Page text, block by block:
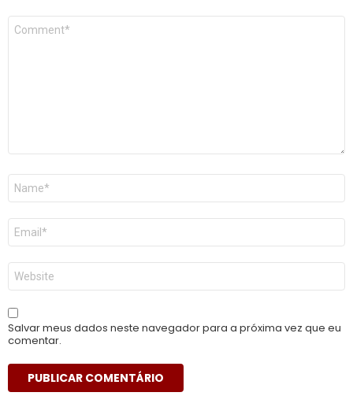
Comentário
Nome
E-
mail
*
Site
Salvar meus dados neste navegador para a próxima vez que eu
comentar.